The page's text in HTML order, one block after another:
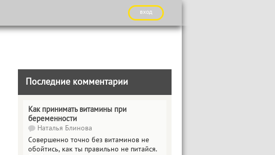
вход
Последние комментарии
Как принимать витамины при
беременности
Наталья Блинова
Совершенно точно без витаминов не
обойтись, как ты правильно не питайся.